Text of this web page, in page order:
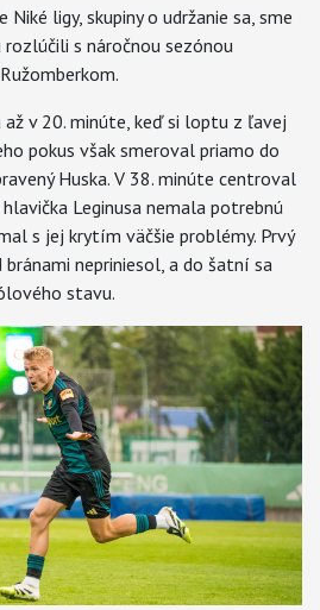
ligy, skupiny o udržanie sa, sme
s náročnou sezónou
v 20. minúte, keď si loptu z ľavej
pokus však smeroval priamo do
Huska. V 38. minúte centroval
Leginusa nemala potrebnú
s jej krytím väčšie problémy. Prvý
nepriniesol, a do šatní sa
stavu.